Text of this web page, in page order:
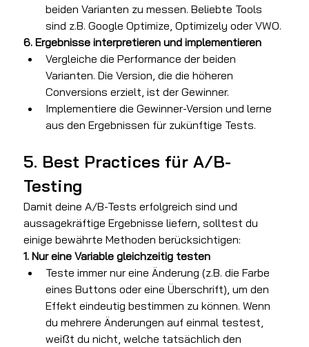
beiden Varianten zu messen. Beliebte Tools
sind z.B. Google Optimize, Optimizely oder VWO.
6. Ergebnisse interpretieren und implementieren
Vergleiche die Performance der beiden
Varianten. Die Version, die die höheren
Conversions erzielt, ist der Gewinner.
Implementiere die Gewinner-Version und lerne
aus den Ergebnissen für zukünftige Tests.
5. Best Practices für A/B-
Testing
Damit deine A/B-Tests erfolgreich sind und
aussagekräftige Ergebnisse liefern, solltest du
einige bewährte Methoden berücksichtigen:
1. Nur eine Variable gleichzeitig testen
Teste immer nur eine Änderung (z.B. die Farbe
eines Buttons oder eine Überschrift), um den
Effekt eindeutig bestimmen zu können. Wenn
du mehrere Änderungen auf einmal testest,
weißt du nicht, welche tatsächlich den